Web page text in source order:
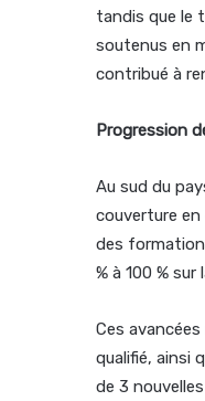
tandis que le
soutenus en
contribué à
Progression
Au sud du
couverture
des
% à 100 % sur
Ces
qualifié, ainsi
de 3